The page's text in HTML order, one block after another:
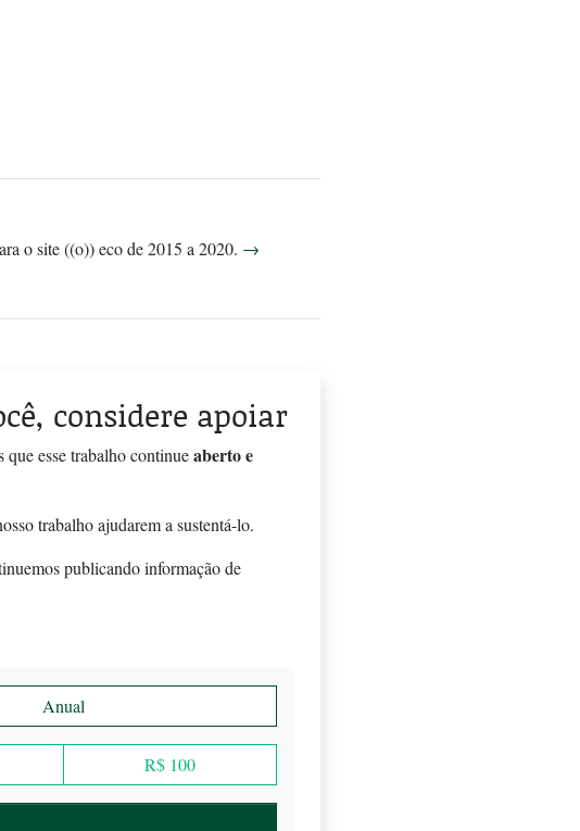
o site ((o)) eco de 2015 a 2020. →
considere apoiar
esse trabalho continueaberto e
trabalho ajudarem a sustentá-lo.
publicando informação de
Anual
R$ 100